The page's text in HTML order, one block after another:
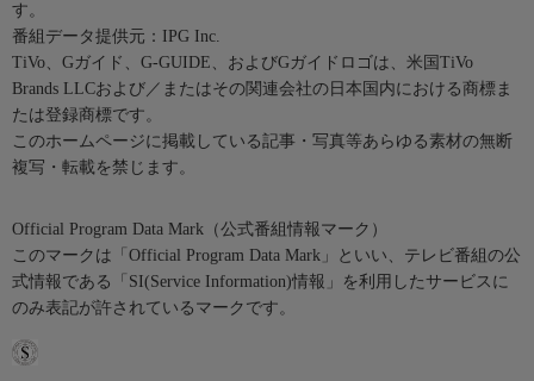
す。
番組データ提供元：IPG Inc.
TiVo、Gガイド、G-GUIDE、およびGガイドロゴは、米国TiVo
Brands LLCおよび／またはその関連会社の日本国内における商標ま
たは登録商標です。
このホームページに掲載している記事・写真等あらゆる素材の無断
複写・転載を禁じます。
Official Program Data Mark（公式番組情報マーク）
このマークは「Official Program Data Mark」といい、テレビ番組の公
式情報である「SI(Service Information)情報」を利用したサービスに
のみ表記が許されているマークです。